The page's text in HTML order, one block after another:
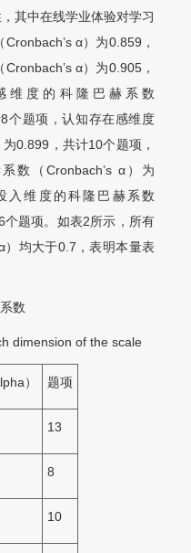
其中在线学业体验对学习
α）为0.859，
α）为0.905，
维度的科隆巴赫系数
8个题项，认知存在感维度
0.899，共计10个题项，
数（Cronbach’s α）为
入维度的科隆巴赫系数
个题项。如表2所示，所有
）均大于0.7，表明本量表
数
dimension of the scale
） 题项
13
8
10